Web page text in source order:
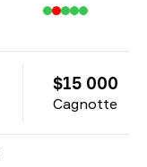
Cagnotte
$15 000